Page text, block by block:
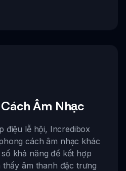
Âm Nhạc
điệu lễ hội, Incredibox
cách âm nhạc khác
khả năng để kết hợp
âm thanh đặc trưng